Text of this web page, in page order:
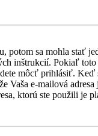
sa mohla stať
inštrukcií. Pokiaľ
môcť prihlásiť.
e-mailová
ktorú ste použili je